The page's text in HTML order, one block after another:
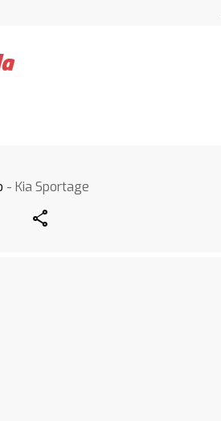
- Kia Sportage
Share